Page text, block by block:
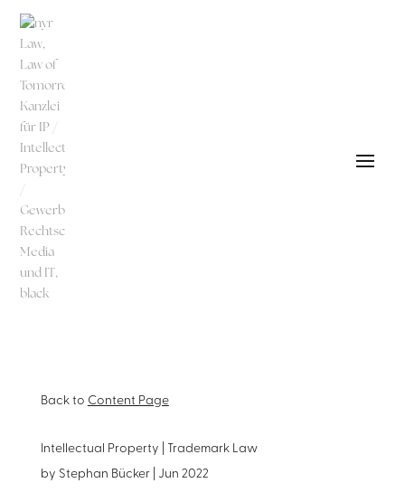
Back to Content Page
Intellectual Property | Trademark Law
by Stephan Bücker| Jun 2022